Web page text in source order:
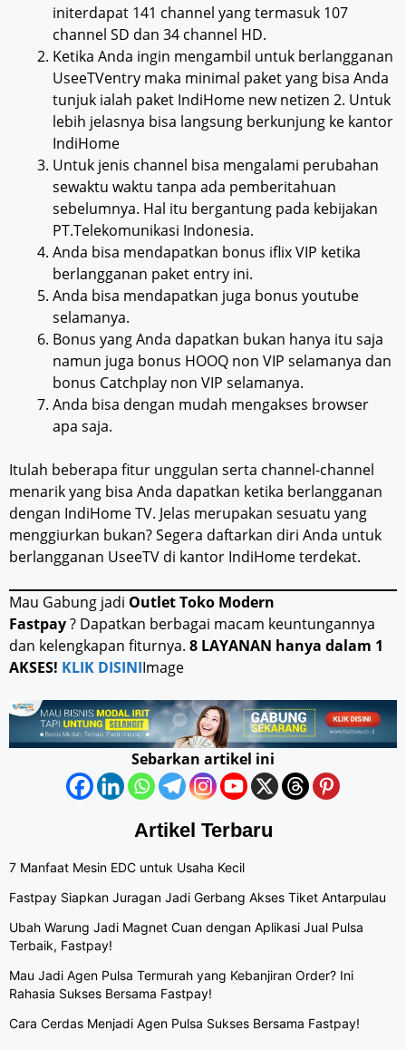
initerdapat 141 channel yang termasuk 107
channel SD dan 34 channel HD.
Ketika Anda ingin mengambil untuk berlangganan
UseeTVentry maka minimal paket yang bisa Anda
tunjuk ialah paket IndiHome new netizen 2. Untuk
lebih jelasnya bisa langsung berkunjung ke kantor
IndiHome
Untuk jenis channel bisa mengalami perubahan
sewaktu waktu tanpa ada pemberitahuan
sebelumnya. Hal itu bergantung pada kebijakan
PT.Telekomunikasi Indonesia.
Anda bisa mendapatkan bonus iflix VIP ketika
berlangganan paket entry ini.
Anda bisa mendapatkan juga bonus youtube
selamanya.
Bonus yang Anda dapatkan bukan hanya itu saja
namun juga bonus HOOQ non VIP selamanya dan
bonus Catchplay non VIP selamanya.
Anda bisa dengan mudah mengakses browser
apa saja.
Itulah beberapa fitur unggulan serta channel-channel
menarik yang bisa Anda dapatkan ketika berlangganan
dengan IndiHome TV. Jelas merupakan sesuatu yang
menggiurkan bukan? Segera daftarkan diri Anda untuk
berlangganan UseeTV di kantor IndiHome terdekat.
Mau Gabung jadi Outlet Toko Modern
Fastpay? Dapatkan berbagai macam keuntungannya
dan kelengkapan fiturnya. 8 LAYANAN hanya dalam 1
AKSES! KLIK DISINIImage
Sebarkan artikel ini
Artikel Terbaru
7 Manfaat Mesin EDC untuk Usaha Kecil
Fastpay Siapkan Juragan Jadi Gerbang Akses Tiket Antarpulau
Ubah Warung Jadi Magnet Cuan dengan Aplikasi Jual Pulsa
Terbaik, Fastpay!
Mau Jadi Agen Pulsa Termurah yang Kebanjiran Order? Ini
Rahasia Sukses Bersama Fastpay!
Cara Cerdas Menjadi Agen Pulsa Sukses Bersama Fastpay!